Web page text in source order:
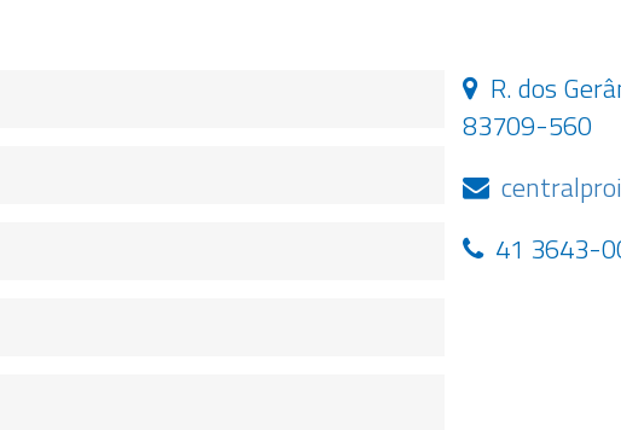
R. dos
83709-560
41 3643-